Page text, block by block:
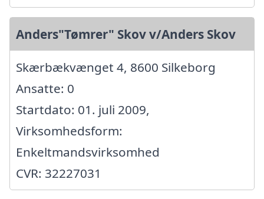
Anders"Tømrer" Skov v/Anders Skov
Skærbækvænget 4, 8600 Silkeborg
Ansatte: 0
Startdato: 01. juli 2009,
Virksomhedsform:
Enkeltmandsvirksomhed
CVR: 32227031